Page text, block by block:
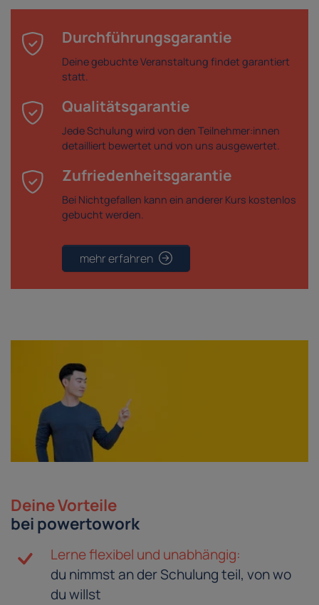
Durchführungsgarantie
Deine gebuchte Veranstaltung findet garantiert
statt.
Qualitätsgarantie
Jede Schulung wird von den Teilnehmer:innen
detailliert bewertet und von uns ausgewertet.
Zufriedenheitsgarantie
Bei Nichtgefallen kann ein anderer Kurs kostenlos
gebucht werden.
mehr erfahren
Deine Vorteile
bei powertowork
Lerne flexibel und unabhängig:
du nimmst an der Schulung teil, von wo
du willst